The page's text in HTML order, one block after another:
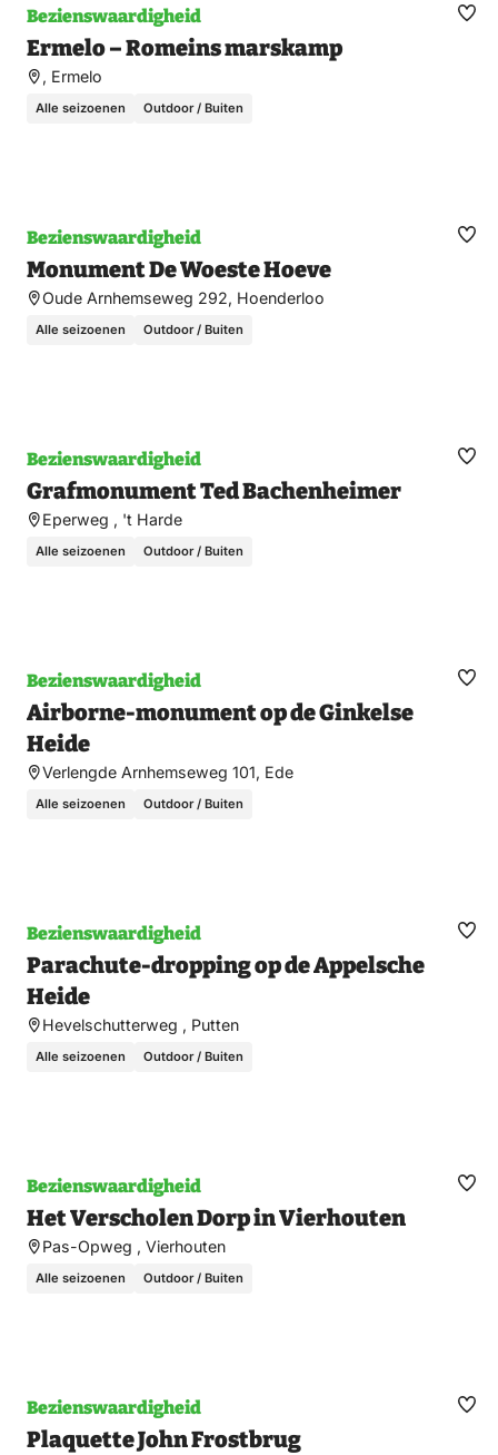
Bezienswaardigheid
Ermelo – Romeins marskamp
, Ermelo
Alle seizoenen Outdoor / Buiten
Bezienswaardigheid
Monument De Woeste Hoeve
Oude Arnhemseweg 292, Hoenderloo
Alle seizoenen Outdoor / Buiten
Bezienswaardigheid
Grafmonument Ted Bachenheimer
Eperweg , 't Harde
Alle seizoenen Outdoor / Buiten
Bezienswaardigheid
Airborne-monument op de Ginkelse
Heide
Verlengde Arnhemseweg 101, Ede
Alle seizoenen Outdoor / Buiten
Bezienswaardigheid
Parachute-dropping op de Appelsche
Heide
Hevelschutterweg , Putten
Alle seizoenen Outdoor / Buiten
Bezienswaardigheid
Het Verscholen Dorp in Vierhouten
Pas-Opweg , Vierhouten
Alle seizoenen Outdoor / Buiten
Bezienswaardigheid
Plaquette John Frostbrug